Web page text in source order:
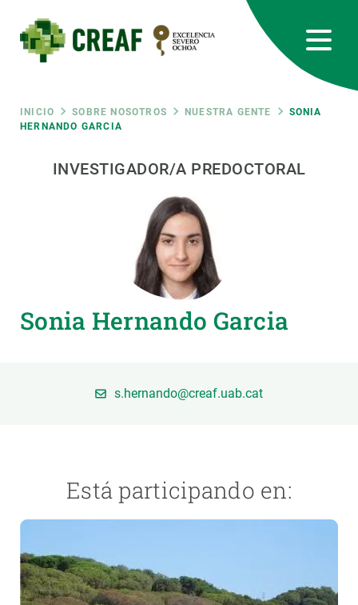
contenido
principal
Ruta
de
navegación
INICIO SOBRE NOSOTROS NUESTRA GENTE
SONIA
HERNANDO GARCIA
INVESTIGADOR/A PREDOCTORAL
Sonia Hernando Garcia
s.hernando@creaf.uab.cat
Está participando en:
RRSS
Featured
responsive
Responsive
CIENCIA EN ACCIÓN